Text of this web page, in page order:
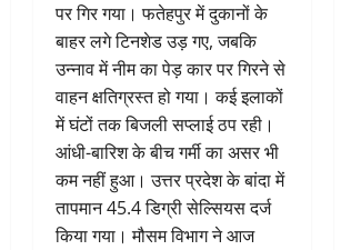
पर गिर गया। फतेहपुर में दुकानों के
बाहर लगे टिनशेड उड़ गए, जबकि
उन्नाव में नीम का पेड़ कार पर गिरने से
वाहन क्षतिग्रस्त हो गया। कई इलाकों
में घंटों तक बिजली सप्लाई ठप रही।
आंधी-बारिश के बीच गर्मी का असर भी
कम नहीं हुआ। उत्तर प्रदेश के बांदा में
तापमान 45.4 डिग्री सेल्सियस दर्ज
किया गया। मौसम विभाग ने आज